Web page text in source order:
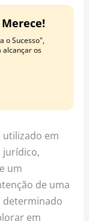
o Sucesso",
alcançar os
em
jurídico,
um
de uma
determinado
em